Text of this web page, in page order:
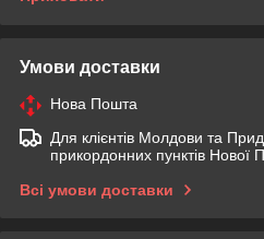
Умови доставки
Нова Пошта
Для клієнтів Молдови та
прикордонних пунктів Нової
Всі умови доставки